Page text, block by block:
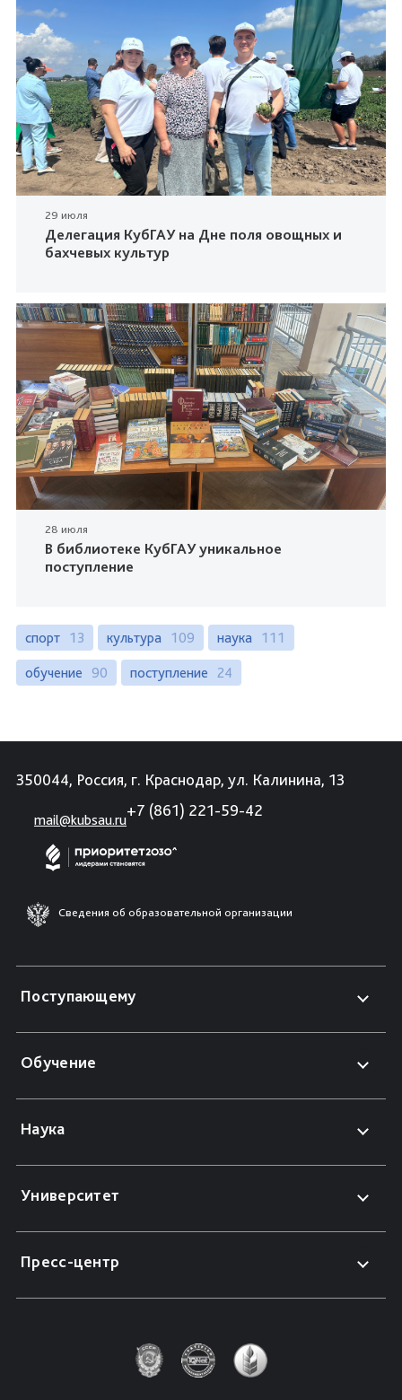
29 июля
Делегация КубГАУ на Дне поля овощных и
бахчевых культур
28 июля
В библиотеке КубГАУ уникальное
поступление
спорт 13 культура 109 наука 111
обучение 90 поступление 24
350044, Россия, г. Краснодар, ул. Калинина, 13
mail@kubsau.ru
+7 (861) 221-59-42
Сведения об образовательной организации
Поступающему
Обучение
Наука
Университет
Пресс-центр